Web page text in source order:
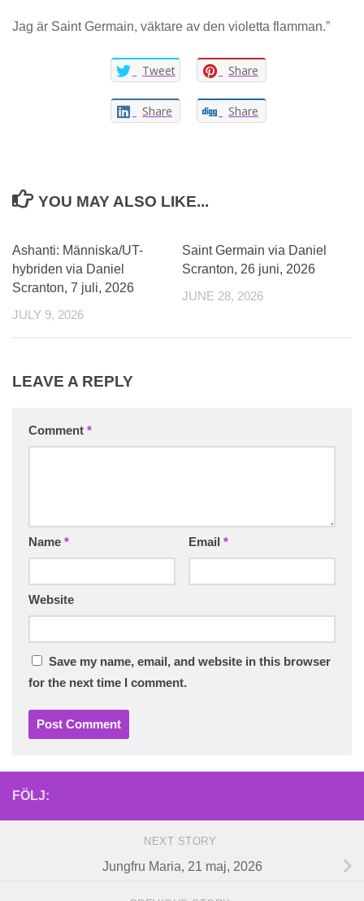
Jag är Saint Germain, väktare av den violetta flamman.”
Tweet Share
Share Share
YOU MAY ALSO LIKE...
Ashanti: Människa/UT-
hybriden via Daniel
Scranton, 7 juli, 2026
JULY 9, 2026
Saint Germain via Daniel
Scranton, 26 juni, 2026
JUNE 28, 2026
LEAVE A REPLY
Comment *
Name * Email *
Website
Save my name, email, and website in this browser
for the next time I comment.
FÖLJ:
NEXT STORY
Jungfru Maria, 21 maj, 2026